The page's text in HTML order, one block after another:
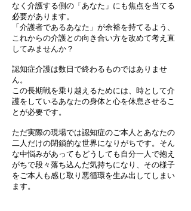
なく介護する側の「あなた」にも焦点を当てる
必要があります。
「介護者であるあなた」が余裕を持てるよう、
これからの介護との向き合い方を改めて考え直
してみませんか？
認知症介護は数日で終わるものではありませ
ん。
この長期戦を乗り越えるためには、時として介
護をしているあなたの身体と心を休息させるこ
とが必要です。
ただ実際の現場では認知症のご本人とあなたの
二人だけの閉鎖的な世界になりがちです。そん
な中悩みがあってもどうしても自分一人で抱え
がちで段々落ち込んだ気持ちになり、その様子
をご本人も感じ取り悪循環を生み出してしまい
ます。